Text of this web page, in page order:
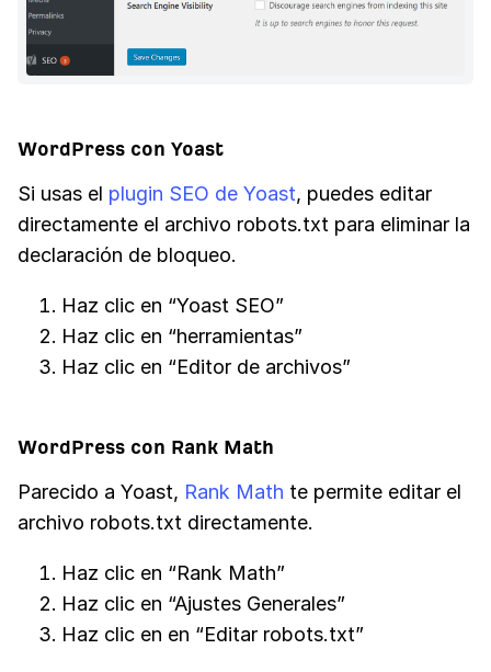
WordPress con Yoast
Si usas el plugin SEO de Yoast, puedes editar
directamente el archivo robots.txt para eliminar la
declaración de bloqueo.
Haz clic en “Yoast SEO”
Haz clic en “herramientas”
Haz clic en “Editor de archivos”
WordPress con Rank Math
Parecido a Yoast, Rank Math te permite editar el
archivo robots.txt directamente.
Haz clic en “Rank Math”
Haz clic en “Ajustes Generales”
Haz clic en en “Editar robots.txt”